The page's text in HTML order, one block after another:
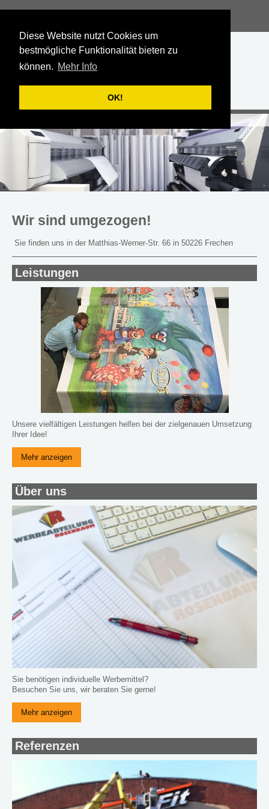
Diese Website nutzt Cookies um
bestmögliche Funktionalität bieten zu
können. Mehr Info
OK!
Wir sind umgezogen!
Sie finden uns in der Matthias-Werner-Str. 66 in 50226 Frechen
Leistungen
Unsere vielfältigen Leistungen helfen bei der zielgenauen Umsetzung
Ihrer Idee!
Mehr anzeigen
Über uns
Sie benötigen individuelle Werbemittel?
Besuchen Sie uns, wir beraten Sie gerne!
Mehr anzeigen
Referenzen